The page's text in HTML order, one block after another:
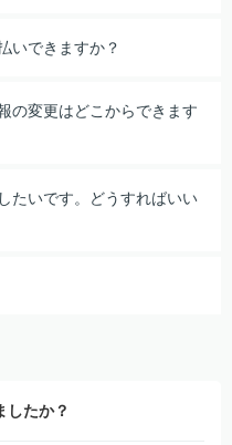
いできますか？
の変更はどこからできます
たいです。どうすればいい
したか？